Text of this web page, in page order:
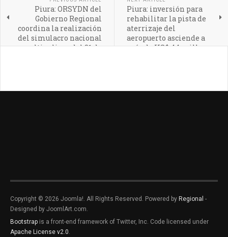
Piura: ORSYDN del
Gobierno Regional
coordina la realización
del simulacro nacional
multipeligro del 31 de
Piura: inversión para
rehabilitar la pista de
aterrizaje del
aeropuerto asciende a
más de US$ 44 millones
Copyright © 2026 Joomla!. All Rights Reserved. Powered by Regional -
Designed by JoomlArt.com.
Bootstrap is a front-end framework of Twitter, Inc. Code licensed under
Apache License v2.0.